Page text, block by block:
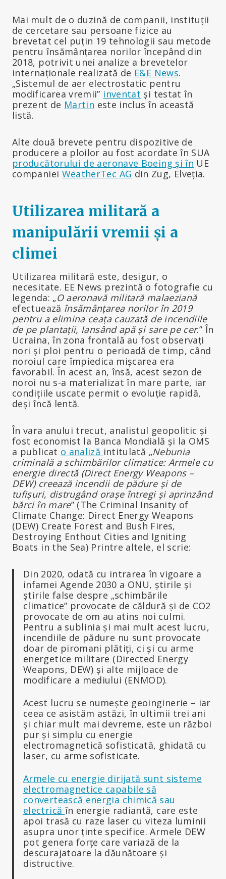
Mai mult de o duzină de companii, instituții
de cercetare sau persoane fizice au
brevetat cel puțin 19 tehnologii sau metode
pentru însămânțarea norilor începând din
2018, potrivit unei analize a brevetelor
internaționale realizată de E&E News.
„Sistemul de aer electrostatic pentru
modificarea vremii” inventat și testat în
prezent de Martin este inclus în această
listă.
Alte două brevete pentru dispozitive de
producere a ploilor au fost acordate în SUA
producătorului de aeronave Boeing și în UE
companiei WeatherTec AG din Zug, Elveția.
Utilizarea militară a
manipulării vremii și a
climei
Utilizarea militară este, desigur, o
necesitate. EE News prezintă o fotografie cu
legenda: „O aeronavă militară malaeziană
efectuează însămânțarea norilor în 2019
pentru a elimina ceața cauzată de incendiile
de pe plantații, lansând apă și sare pe cer.” În
Ucraina, în zona frontală au fost observați
nori și ploi pentru o perioadă de timp, când
noroiul care împiedica mișcarea era
favorabil. În acest an, însă, acest sezon de
noroi nu s-a materializat în mare parte, iar
condițiile uscate permit o evoluție rapidă,
deși încă lentă.
În vara anului trecut, analistul geopolitic și
fost economist la Banca Mondială și la OMS
a publicat o analiză intitulată „Nebunia
criminală a schimbărilor climatice: Armele cu
energie directă (Direct Energy Weapons –
DEW) creează incendii de pădure și de
tufișuri, distrugând orașe întregi și aprinzând
bărci în mare” (The Criminal Insanity of
Climate Change: Direct Energy Weapons
(DEW) Create Forest and Bush Fires,
Destroying Enthout Cities and Igniting
Boats in the Sea) Printre altele, el scrie:
Din 2020, odată cu intrarea în vigoare a
infamei Agende 2030 a ONU, știrile și
știrile false despre „schimbările
climatice” provocate de căldură și de CO2
provocate de om au atins noi culmi.
Pentru a sublinia și mai mult acest lucru,
incendiile de pădure nu sunt provocate
doar de piromani plătiți, ci și cu arme
energetice militare (Directed Energy
Weapons, DEW) și alte mijloace de
modificare a mediului (ENMOD).
Acest lucru se numește geoinginerie – iar
ceea ce asistăm astăzi, în ultimii trei ani
și chiar mult mai devreme, este un război
pur și simplu cu energie
electromagnetică sofisticată, ghidată cu
laser, cu arme sofisticate.
Armele cu energie dirijată sunt sisteme
electromagnetice capabile să
convertească energia chimică sau
electrică în energie radiantă, care este
apoi trasă cu raze laser cu viteza luminii
asupra unor ținte specifice. Armele DEW
pot genera forțe care variază de la
descurajatoare la dăunătoare și
distructive.